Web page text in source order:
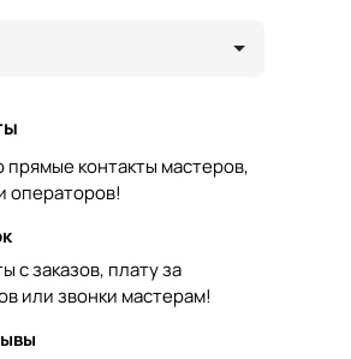
прямые контакты мастеров,
операторов!
с заказов, плату за
или звонки мастерам!